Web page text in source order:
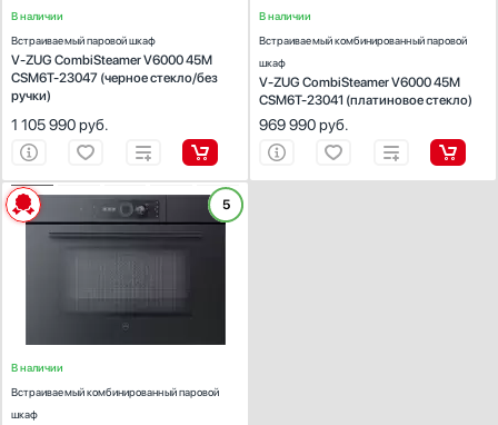
Показать все
Гарантия, мес
В наличии
Встраиваемый паровой шкаф
V-ZUG CombiSteamer V6000 45M
CSM6T-23047 (черное стекло/без
ручки)
1 105 990руб.
В наличии
Встраиваемый комбинированный паровой
шкаф
V-ZUG CombiSteamer V6000 45M
CSM6T-23041 (платиновое стекло)
969 990руб.
ХАРАКТЕРИСТИКИ
Тип:
комби-пароварка
Количество режимов работы:
5
В наличии
Встраиваемый комбинированный паровой
шкаф